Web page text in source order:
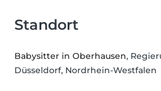
Standort
Babysitter in Oberhausen,
Düsseldorf, Nordrhein-Westfalen